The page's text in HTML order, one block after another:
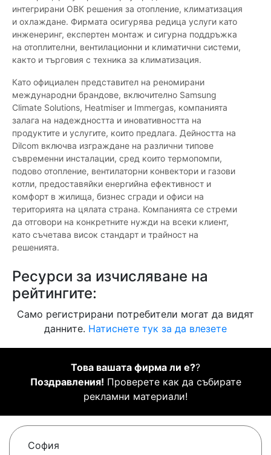
интегрирани ОВК решения за отопление, климатизация
и охлаждане. Фирмата осигурява редица услуги като
инженеринг, експертен монтаж и сигурна поддръжка
на отоплителни, вентилационни и климатични системи,
както и търговия с техника за климатизация.
Като официален представител на реномирани
международни брандове, включително Samsung
Climate Solutions, Heatmiser и Immergas, компанията
залага на надеждността и иновативността на
продуктите и услугите, които предлага. Дейността на
Dilcom включва изграждане на различни типове
съвременни инсталации, сред които термопомпи,
подово отопление, вентилаторни конвектори и газови
котли, предоставяйки енергийна ефективност и
комфорт в жилища, бизнес сгради и офиси на
територията на цялата страна. Компанията се стреми
да отговори на конкретните нужди на всеки клиент,
като съчетава висок стандарт и трайност на
решенията.
Ресурси за изчисляване на
рейтингите:
Само регистрирани потребители могат да видят
данните. Натиснете тук за да влезете
Това вашата фирма ли е??
Поздравления! Проверете как да събирате
рекламни материали!
София